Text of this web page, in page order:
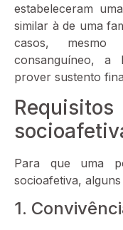
estabeleceram
similar à de uma
casos,
consanguíneo, a
prover sustento
Para que uma
socioafetiva,
1.